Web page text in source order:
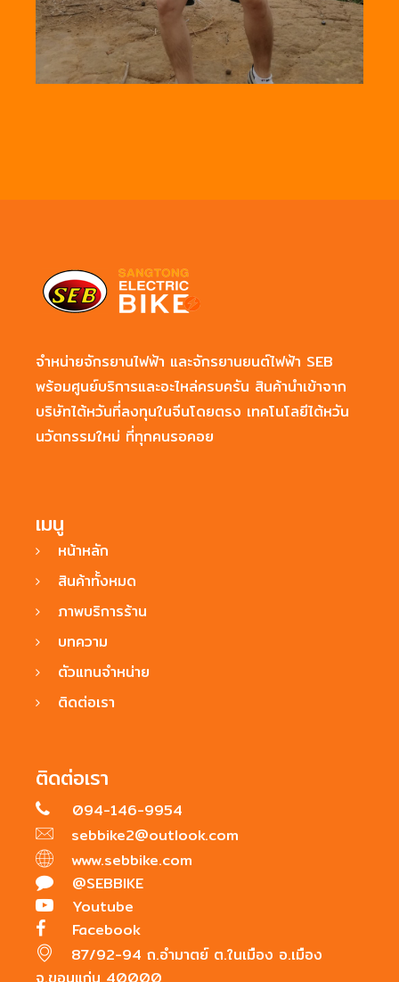
จำหน่ายจักรยานไฟฟ้า และจักรยานยนต์ไฟฟ้า SEB
พร้อมศูนย์บริการและอะไหล่ครบครัน สินค้านำเข้าจาก
บริษัทไต้หวันที่ลงทุนในจีนโดยตรง เทคโนโลยีไต้หวัน
นวัตกรรมใหม่ ที่ทุกคนรอคอย
เมนู
หน้าหลัก
สินค้าทั้งหมด
ภาพบริการร้าน
บทความ
ตัวแทนจำหน่าย
ติดต่อเรา
ติดต่อเรา
094-146-9954
sebbike2@outlook.com
www.sebbike.com
@SEBBIKE
Youtube
Facebook
87/92-94 ถ.อำมาตย์ ต.ในเมือง อ.เมือง